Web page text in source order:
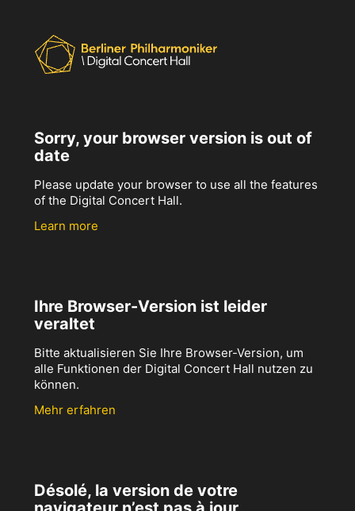
Sorry, your browser version is out of
date
Please update your browser to use all the features
of the Digital Concert Hall.
Learn more
Ihre Browser-Version ist leider
veraltet
Bitte aktualisieren Sie Ihre Browser-Version, um
alle Funktionen der Digital Concert Hall nutzen zu
können.
Mehr erfahren
Désolé, la version de votre